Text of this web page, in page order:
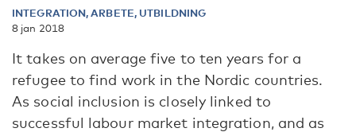
INTEGRATION, ARBETE, UTBILDNING
8 jan 2018
It takes on average five to ten years for a
refugee to find work in the Nordic countries.
As social inclusion is closely linked to
successful labour market integration, and as